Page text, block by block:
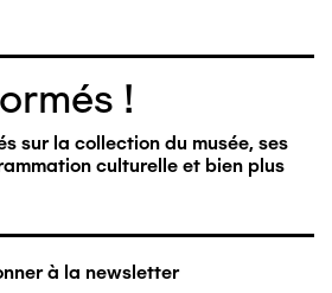
!
sur la collection du musée, ses
culturelle et bien plus
à la newsletter